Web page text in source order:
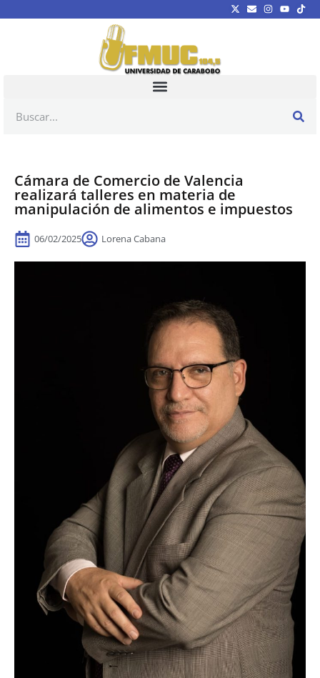
Cámara de Comercio de Valencia
realizará talleres en materia de
manipulación de alimentos e impuestos
06/02/2025 Lorena Cabana